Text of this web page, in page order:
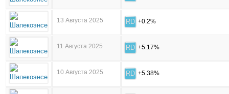
13 Августа 2025 RD +0.2%
11 Августа 2025 RD +5.17%
10 Августа 2025 RD +5.38%